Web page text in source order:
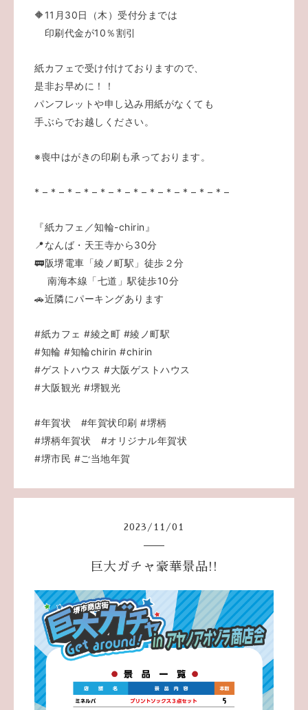
🔶11月30日（木）受付分までは
印刷代金が10％割引
紙カフェで受け付けておりますので、
是非お早めに！！
パンフレットや申し込み用紙がなくても
手ぶらでお越しください。
※喪中はがきの印刷も承っております。
* – * – * – * – * – * – * – * – * – * – * – * –
『紙カフェ／知輪-chirin』
📍なんば・天王寺から30分
🚃阪堺電車「綾ノ町駅」徒歩２分
南海本線「七道」駅徒歩10分
🚗近隣にパーキングあります
#紙カフェ #綾之町 #綾ノ町駅
#知輪 #知輪chirin #chirin
#ゲストハウス #大阪ゲストハウス
#大阪観光 #堺観光
#年賀状 #年賀状印刷 #堺柄
#堺柄年賀状
#オリジナル年賀状
#堺市民 #ご当地年賀
2023 / 11 /01
巨大ガチャ豪華景品!!